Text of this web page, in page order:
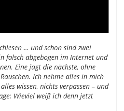
… und schon sind zwei
falsch abgebogen im Internet und
Eine jagt die nächste, ohne
Ich nehme alles in mich
wissen, nichts verpassen – und
Wieviel weiß ich denn jetzt